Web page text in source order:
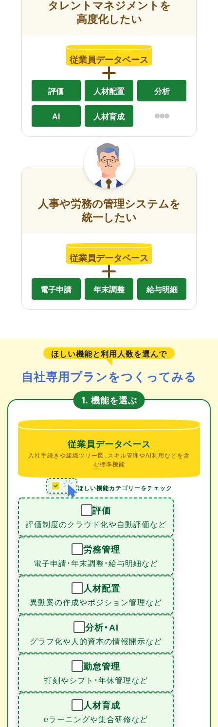
タレントマネジメントを
高度化したい
従業員データベース
評価 人材配置 分析
AI 人材育成
人事や労務の管理システムを
統一したい
従業員データベース
電子申請 年末調整 給与明細
ほしい機能と利用人数を選んで
自社専用プランをつくってみる
1. 機能を選ぶ
従業員データベース
入社手続きや組織ツリー図、スキル管理やAI利用などを含
む標準機能
ほしい機能カテゴリーをチェック
評価
評価制度のクラウド化や自動評価など
労務管理
電子申請・年末調整・給与明細など
人材配置
異動案の作成やポジション管理など
分析・AI
グラフ化や人的資本の情報開示など
勤怠管理
打刻やシフト・年休管理など
人材育成
eラーニングや集合研修など